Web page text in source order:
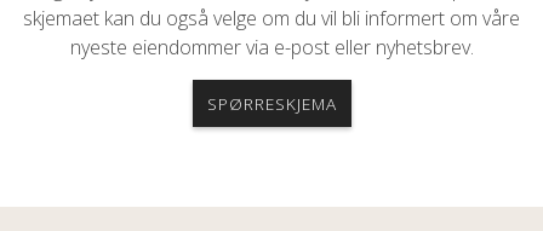
skjemaet kan du også velge om du vil bli informert om våre
nyeste eiendommer via e-post eller nyhetsbrev.
SPØRRESKJEMA